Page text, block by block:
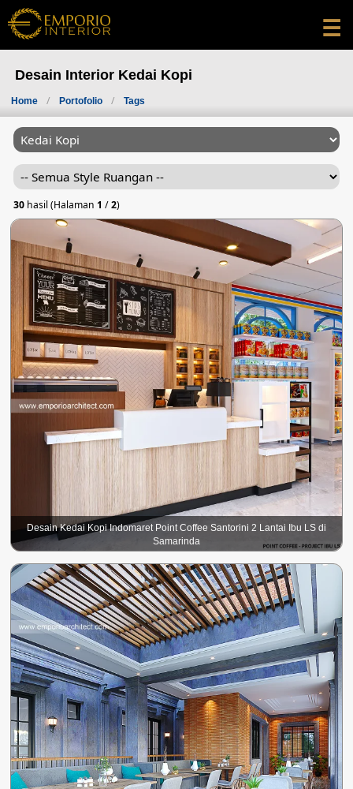
☰
Desain Interior Kedai Kopi
Home Portofolio Tags
30hasil (Halaman 1 /2)
Desain Kedai Kopi Indomaret Point Coffee Santorini 2 Lantai Ibu LS di
Samarinda